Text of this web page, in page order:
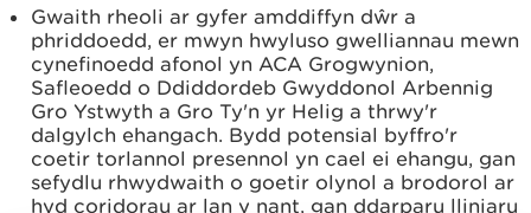
Gwaith rheoli ar gyfer amddiffyn dŵr a
phriddoedd, er mwyn hwyluso gwelliannau mewn
cynefinoedd afonol yn ACA Grogwynion,
Safleoedd o Ddiddordeb Gwyddonol Arbennig
Gro Ystwyth a Gro Ty'n yr Helig a thrwy'r
dalgylch ehangach. Bydd potensial byffro'r
coetir torlannol presennol yn cael ei ehangu, gan
sefydlu rhwydwaith o goetir olynol a brodorol ar
hyd coridorau ar lan y nant, gan ddarparu lliniaru